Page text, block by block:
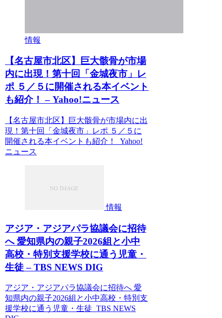
情報
【名古屋市北区】巨大骸骨が市場
内に出現！第十回「金城夜市」レ
ポ ５／５に開催される本イベント
も紹介！ – Yahoo!ニュース
【名古屋市北区】巨大骸骨が市場内に出
現！第十回「金城夜市」レポ ５／５に
開催される本イベントも紹介！ Yahoo!
ニュース
情報
アジア・アジアパラ協議会に招待
へ 愛知県内の親子2026組と小中
高校・特別支援学校に通う児童・
生徒 – TBS NEWS DIG
アジア・アジアパラ協議会に招待へ 愛
知県内の親子2026組と小中高校・特別支
援学校に通う児童・生徒 TBS NEWS